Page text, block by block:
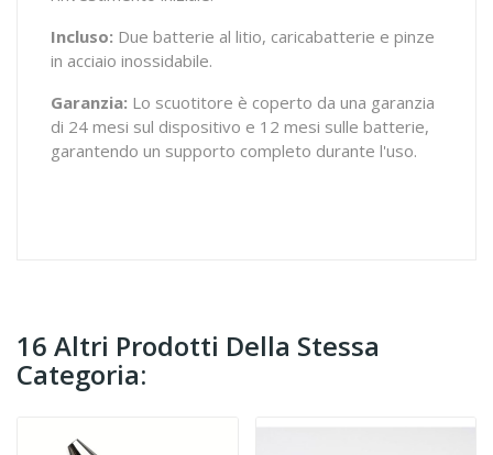
Incluso: Due batterie al litio, caricabatterie e pinze
in acciaio inossidabile.
Garanzia: Lo scuotitore è coperto da una garanzia
di 24 mesi sul dispositivo e 12 mesi sulle batterie,
garantendo un supporto completo durante l'uso.
16 Altri Prodotti Della Stessa
Categoria: